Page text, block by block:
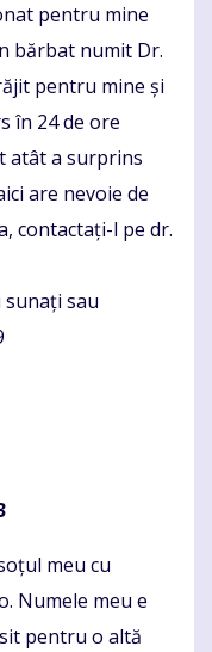
pentru mine
bărbat numit Dr.
pentru mine și
în 24 de ore
atât a surprins
are nevoie de
contactați-l pe dr.
sunați sau
meu cu
Numele meu e
pentru o altă